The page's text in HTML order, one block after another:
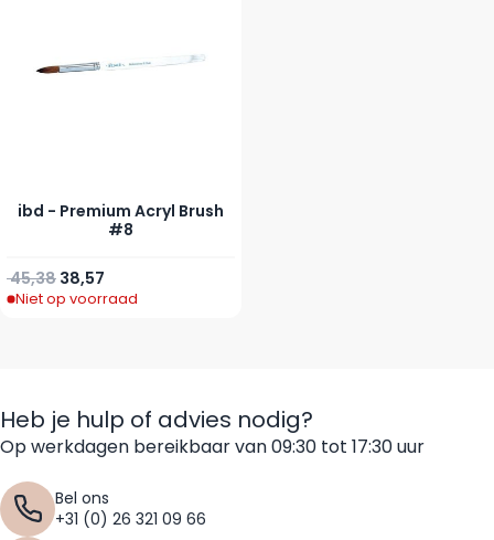
ibd - Premium Acryl Brush
#8
Speciale prijs
38,57
Normale prijs
45,38
Niet op voorraad
Heb je hulp of advies nodig?
Op werkdagen bereikbaar van 09:30 tot 17:30 uur
Bel ons
+31 (0) 26 321 09 66